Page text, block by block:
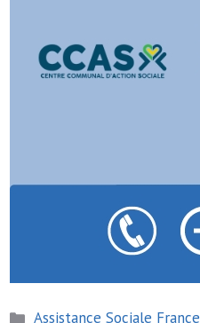
Catégories
Assistance Sociale France